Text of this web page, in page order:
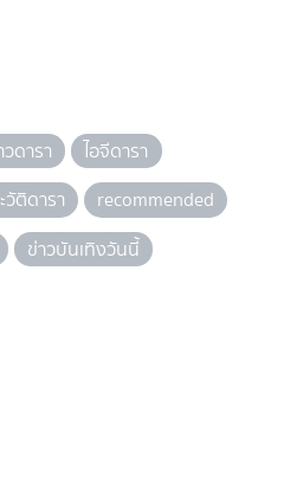
วดารา
ไอจีดารา
วัติดารา
recommended
ข่าวบันเทิงวันนี้